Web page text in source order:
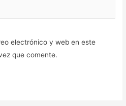
electrónico y web en este
que comente.